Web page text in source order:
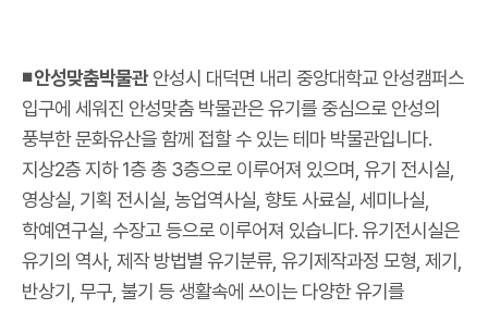
◾ 안성맞춤박물관 안성시 대덕면 내리 중앙대학교 안성캠퍼스
입구에 세워진 안성맞춤 박물관은 유기를 중심으로 안성의
풍부한 문화유산을 함께 접할 수 있는 테마 박물관입니다.
지상2층 지하 1층 총 3층으로 이루어져 있으며, 유기 전시실,
영상실, 기획 전시실, 농업역사실, 향토 사료실, 세미나실,
학예연구실, 수장고 등으로 이루어져 있습니다. 유기전시실은
유기의 역사, 제작 방법별 유기분류, 유기제작과정 모형, 제기,
반상기, 무구, 불기 등 생활속에 쓰이는 다양한 유기를